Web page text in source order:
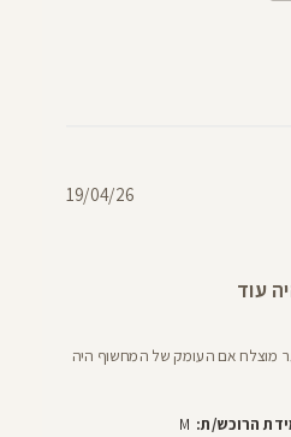
עוד
מוצלח אם העומק של המחשוף היה
הרוכש/ת: M
19/04/26